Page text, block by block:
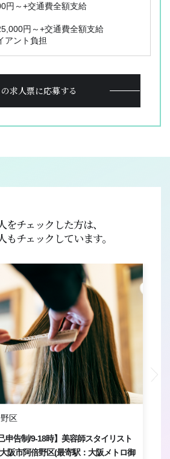
ジョブレポート
プライバシーポリシー
円～+交通費全額支給
円～+交通費全額支給
アント負担
の求人票に応募する
をチェックした方は、
もチェックしています。
区
申告制/9-18時】美容師スタイリスト
市阿倍野区(最寄駅：大阪メトロ御